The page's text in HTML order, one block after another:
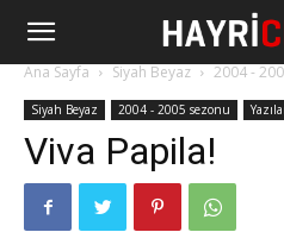
Ana Sayfa Siyah Beyaz 2004 -
Siyah Beyaz 2004 - 2005 sezonu
Viva Papila!